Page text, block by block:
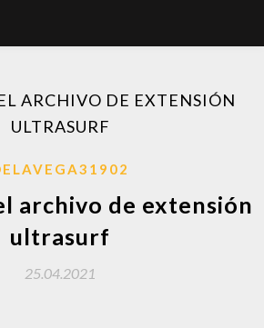
ARCHIVO DE EXTENSIÓN
ULTRASURF
archivo de extensión
ultrasurf
25.04.2021